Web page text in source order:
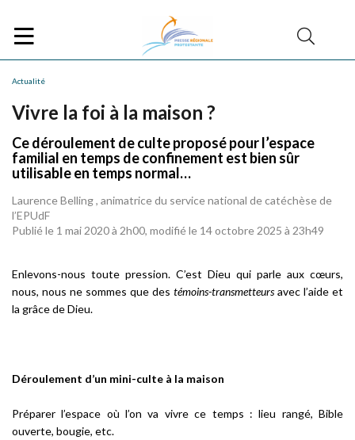
Actualité
Vivre la foi à la maison ?
Ce déroulement de culte proposé pour l’espace
familial en temps de confinement est bien sûr
utilisable en temps normal…
Laurence Belling , animatrice du service national de catéchèse de
l’EPUdF
Publié le 1 mai 2020 à 2h00, modifié le 14 octobre 2025 à 23h49
Enlevons-nous toute pression. C’est Dieu qui parle aux cœurs,
nous, nous ne sommes que des témoins-transmetteursavec l’aide et
la grâce de Dieu.
Déroulement d’un mini-culte à la maison
Préparer l’espace où l’on va vivre ce temps : lieu rangé, Bible
ouverte, bougie, etc.